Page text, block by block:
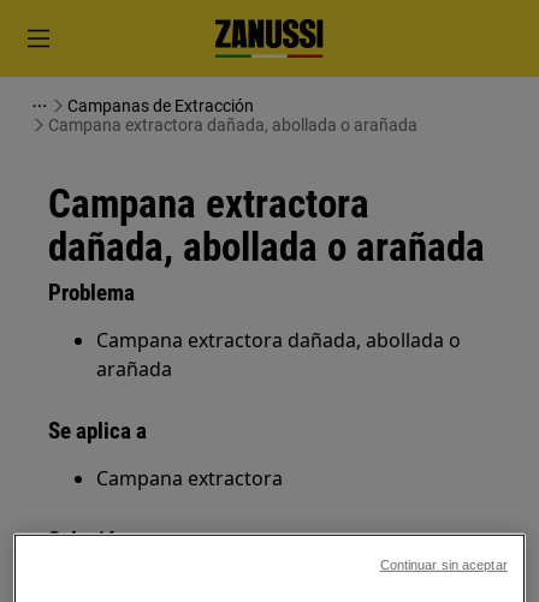
Campanas de Extracción
Campana extractora dañada, abollada o arañada
Campana extractora
dañada, abollada o arañada
Problema
Campana extractora dañada, abollada o
arañada
Se aplica a
Campana extractora
Solución
Continuar sin aceptar